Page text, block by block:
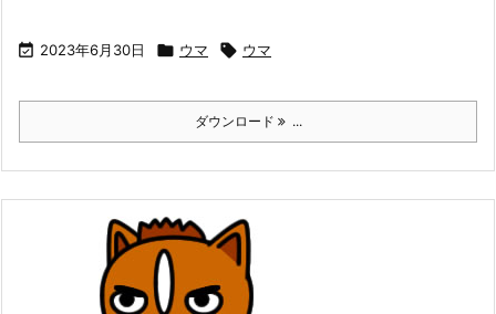
 2023年6月30日  ウマ  ウマ
ダウンロード ...